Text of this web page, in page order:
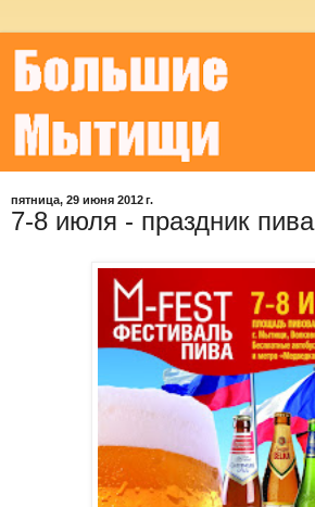
пятница, 29 июня 2012 г.
7-8 июля - праздник пива